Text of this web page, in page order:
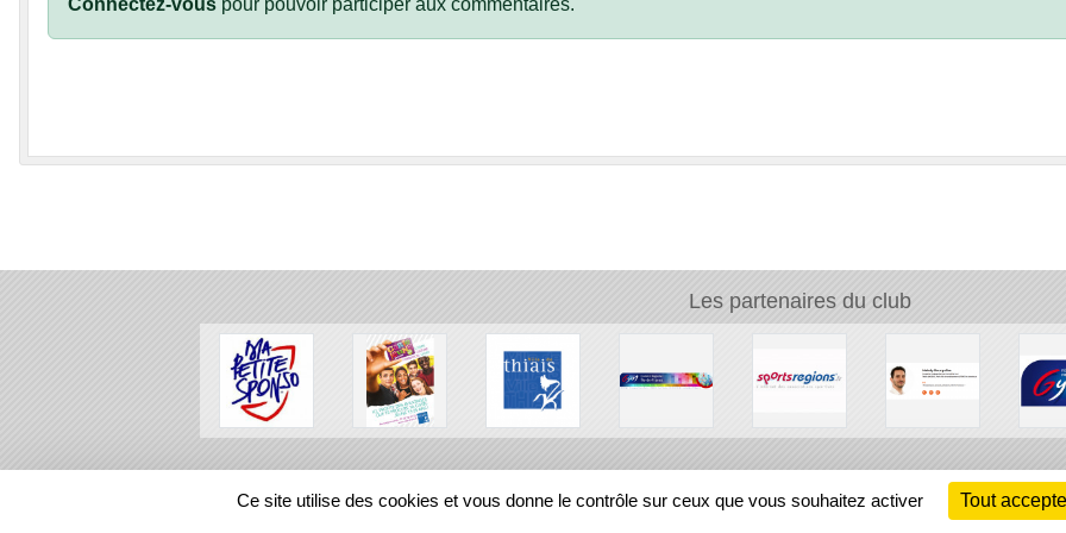
Les partenaires du club
REGIONS
Ce site utilise des cookies et vous donne le contrôle sur ceux que vous souhaitez activer Tout